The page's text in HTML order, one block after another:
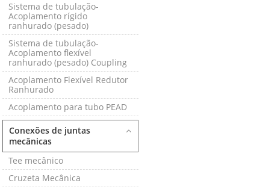
Sistema de tubulação-
Acoplamento rígido
ranhurado (pesado)
Sistema de tubulação-
Acoplamento flexível
ranhurado (pesado) Coupling
Acoplamento Flexível Redutor
Ranhurado
Acoplamento para tubo PEAD
Conexões de juntas
mecânicas
Tee mecânico
Cruzeta Mecânica